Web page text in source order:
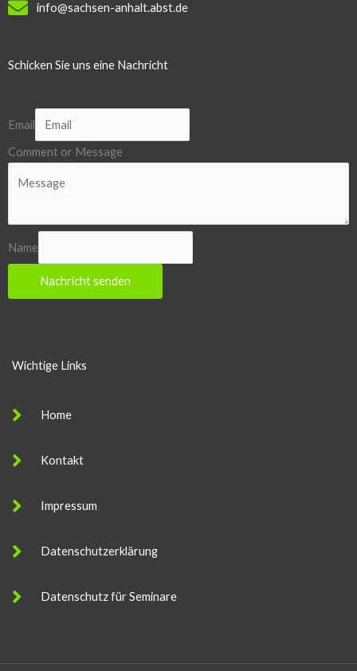
info@sachsen-anhalt.abst.de
Schicken Sie uns eine Nachricht
Email
Comment or Message
Name
Nachricht senden
Wichtige Links
Home
Kontakt
Impressum
Datenschutzerklärung
Datenschutz für Seminare